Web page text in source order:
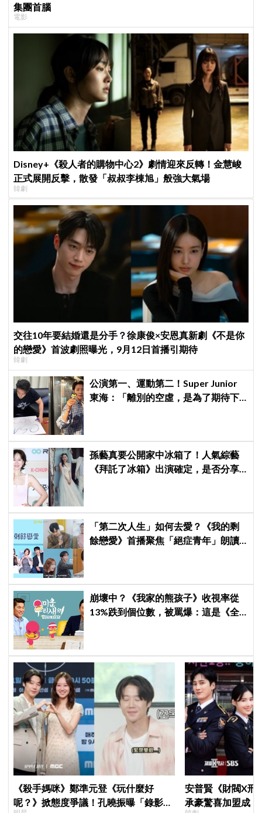
集團首腦
電影
Disney+《殺人者的購物中心2》劇情迎來反轉！金慧峻
正式展開反擊，散發「叔叔李棟旭」般強大氣場
韓劇
交往10年要結婚還是分手？徐康俊×安恩真新劇《不是你
的戀愛》首波劇照曝光，9月12日首播引期待
韓劇
公演第一、運動第二！Super Junior
東海：「離別的空虛，是為了期待下
孫藝真要公開家中冰箱了！人氣綜藝
《拜託了冰箱》出演確定，是否分享
「第二次人生」如何去愛？《我的剩
餘戀愛》首播聚焦「絕症青年」朗讀
崩壞中？《我家的熊孩子》收視率從
13%跌到個位數，被罵爆：這是《全
《殺手媽咪》鄭準元登《玩什麼好
呢？》掀態度爭議！孔曉振曝「錄影後
安普賢《財閥X刑
承豪驚喜加盟成